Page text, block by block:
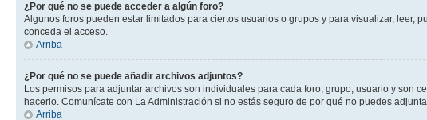
¿Por qué no se puede acceder a algún foro?
Algunos foros pueden estar limitados para ciertos usuarios o grupos y para visualizar,
conceda el acceso.
Arriba
¿Por qué no se puede añadir archivos adjuntos?
Los permisos para adjuntar archivos son individuales para cada foro, grupo, usuario y son
hacerlo. Comunícate con La Administración si no estás seguro de por qué no puedes
Arriba